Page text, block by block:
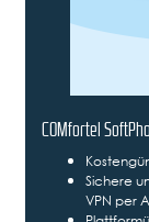
COMfortel
Sichere
VPN per